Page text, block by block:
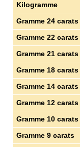
Kilogramme
Gramme 24 carats
Gramme 22 carats
Gramme 21 carats
Gramme 18 carats
Gramme 14 carats
Gramme 12 carats
Gramme 10 carats
Gramme 9 carats